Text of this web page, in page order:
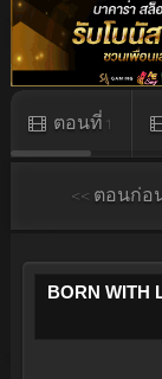
ตอนที่ 1
<< ตอนก่อ
BORN WITH